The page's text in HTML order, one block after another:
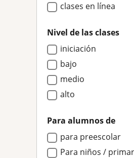
clases en línea
Nivel de las clases
iniciación
bajo
medio
alto
Para alumnos de
para preescolar
Para niños /